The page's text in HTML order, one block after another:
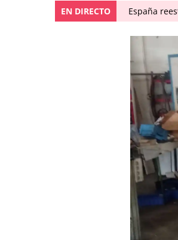
EN DIRECTO España